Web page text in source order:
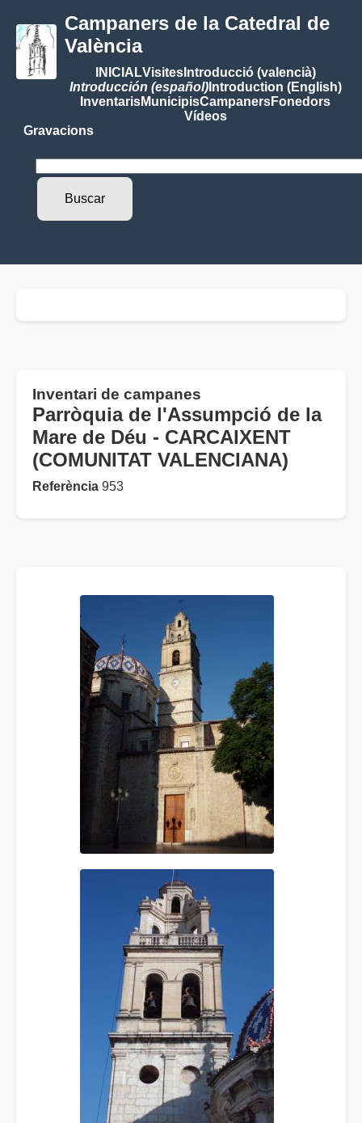
Campaners de la Catedral de
València
INICIALVisitesIntroducció (valencià)
Introducción (español)Introduction (English)
InventarisMunicipisCampanersFonedors
Vídeos
Gravacions
Inventari de campanes
Parròquia de l'Assumpció de la
Mare de Déu - CARCAIXENT
(COMUNITAT VALENCIANA)
Referència 953